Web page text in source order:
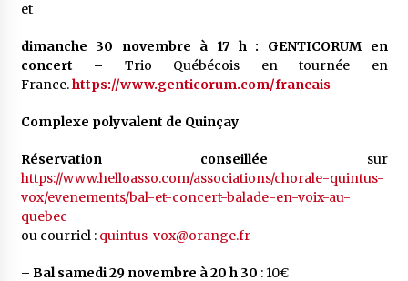
et
dimanche 30 novembre à 17 h : GENTICORUM en
concert – Trio Québécois en tournée en
France.https://www.genticorum.com/francais
Complexe polyvalent de Quinçay
Réservation conseillée sur
https://www.helloasso.com/associations/chorale-quintus-
vox/evenements/bal-et-concert-balade-en-voix-au-
quebec
ou courriel : quintus-vox@orange.fr
– Bal samedi 29 novembre à 20 h 30 : 10€